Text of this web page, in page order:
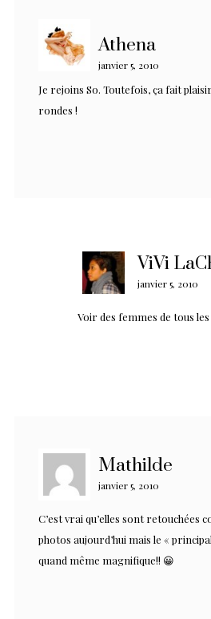
Athena
janvier 5, 2010
Je rejoins So. Toutefois, ça fait
rondes !
ViVi
janvier 5, 2010
Voir des femmes de tous
Mathilde
janvier 5, 2010
C’est vrai qu’elles sont retouchées
photos aujourd’hui mais le «
quand même magnifique!! 😀